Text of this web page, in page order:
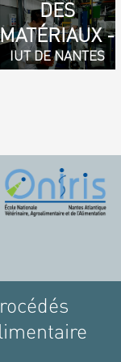
DES
MATÉRIAUX -
IUT DE NANTES